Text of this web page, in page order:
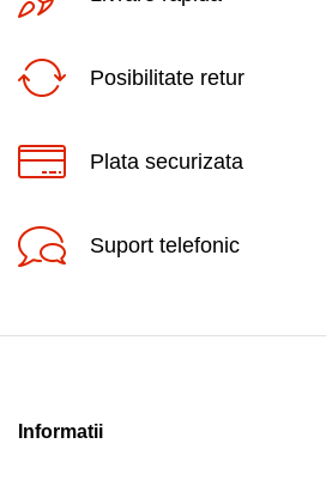
Posibilitate retur
Plata securizata
Suport telefonic
Informatii